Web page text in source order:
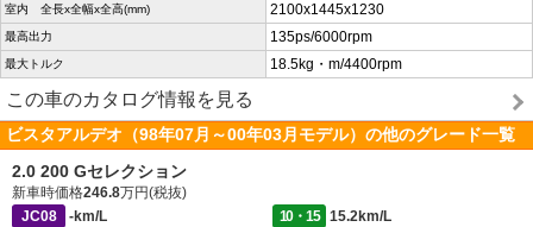
室内 全長x全幅x全高(mm) 2100x1445x1230
最高出力 135ps/6000rpm
最大トルク 18.5kg・m/4400rpm
この車のカタログ情報を見る
ビスタアルデオ（98年07月～00年03月モデル）の他のグレード一覧
2.0 200 Gセレクション
新車時価格246.8万円(税抜)
JC08
-km/L 10・15
15.2km/L